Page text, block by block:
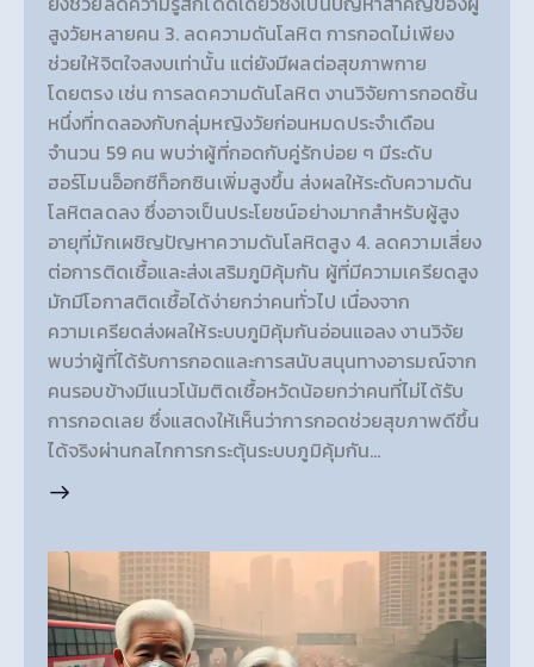
สูงวัยหลายคน 3. ลดความดันโลหิต การกอดไม่เพียง
ช่วยให้จิตใจสงบเท่านั้น แต่ยังมีผลต่อสุขภาพกาย
โดยตรง เช่น การลดความดันโลหิต งานวิจัยการกอดชิ้น
หนึ่งที่ทดลองกับกลุ่มหญิงวัยก่อนหมดประจำเดือน
จำนวน 59 คน พบว่าผู้ที่กอดกับคู่รักบ่อย ๆ มีระดับ
ฮอร์โมนอ็อกซีท็อกซินเพิ่มสูงขึ้น ส่งผลให้ระดับความดัน
โลหิตลดลง ซึ่งอาจเป็นประโยชน์อย่างมากสำหรับผู้สูง
อายุที่มักเผชิญปัญหาความดันโลหิตสูง 4. ลดความเสี่ยง
ต่อการติดเชื้อและส่งเสริมภูมิคุ้มกัน ผู้ที่มีความเครียดสูง
มักมีโอกาสติดเชื้อได้ง่ายกว่าคนทั่วไป เนื่องจาก
ความเครียดส่งผลให้ระบบภูมิคุ้มกันอ่อนแอลง งานวิจัย
พบว่าผู้ที่ได้รับการกอดและการสนับสนุนทางอารมณ์จาก
คนรอบข้างมีแนวโน้มติดเชื้อหวัดน้อยกว่าคนที่ไม่ได้รับ
การกอดเลย ซึ่งแสดงให้เห็นว่าการกอดช่วยสุขภาพดีขึ้น
ได้จริงผ่านกลไกการกระตุ้นระบบภูมิคุ้มกัน…